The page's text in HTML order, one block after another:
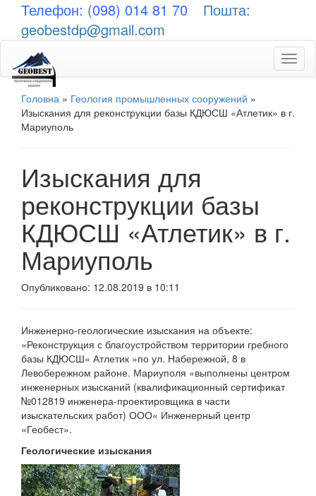
Телефон: (098) 014 81 70
Пошта:
geobestdp@gmail.com
Головна » Геология промышленных сооружений »
Изыскания для реконструкции базы КДЮСШ «Атлетик» в г.
Мариуполь
Изыскания для
реконструкции базы
КДЮСШ «Атлетик» в г.
Мариуполь
Опубликовано: 12.08.2019 в 10:11
Инженерно-геологические изыскания на объекте:
«Реконструкция с благоустройством территории гребного
базы КДЮСШ« Атлетик »по ул. Набережной, 8 в
Левобережном районе. Мариуполя »выполнены центром
инженерных изысканий (квалификационный сертификат
№012819 инженера-проектировщика в части
изыскательских работ) ООО« Инженерный центр
«Геобест».
Геологические изыскания